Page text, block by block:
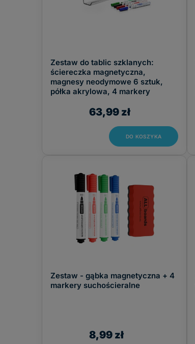
Zestaw do tablic szklanych:
ściereczka magnetyczna,
magnesy neodymowe 6 sztuk,
półka akrylowa, 4 markery
63,99 zł
DO KOSZYKA
Zestaw - gąbka magnetyczna + 4
markery suchościeralne
8,99 zł